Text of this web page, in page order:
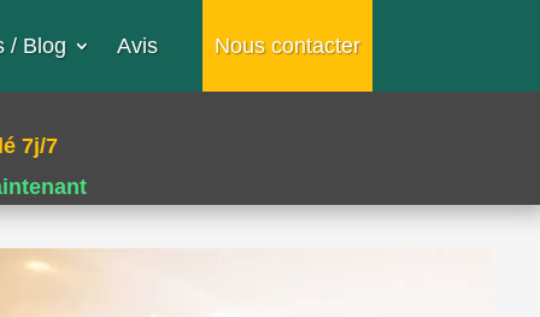
/ Blog Avis Nous contacter
7j/7